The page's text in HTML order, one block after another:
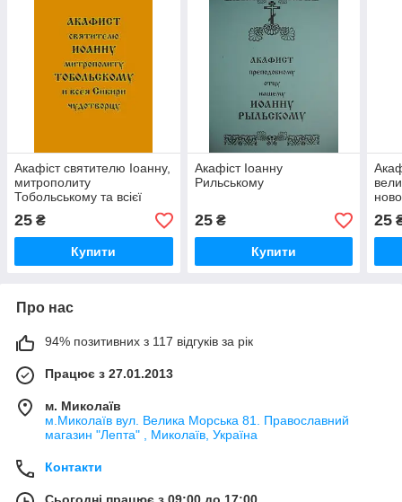
Акафіст святителю Іоанну,
митрополиту
Тобольському та всієї
Сибіру чудотворцю
25 ₴
Купити
Акафіст Іоанну
Рильському
25₴
Купити
25
Про нас
94% позитивних з 117 відгуків за рік
Працює з 27.01.2013
м. Миколаїв
м.Миколаїв вул. Велика Морська 81. Православний
магазин "Лепта" , Миколаїв, Україна
Контакти